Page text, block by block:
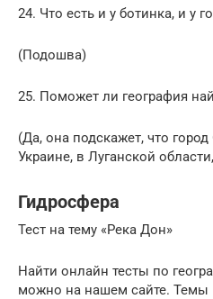
24. Что есть и у ботинка, и у
(Подошва)
25. Поможет ли география
(Да, она подскажет, что город
Украине, в Луганской
Гидросфера
Тест на тему «Река Дон»
Найти онлайн тесты по
можно на нашем сайте. Темы